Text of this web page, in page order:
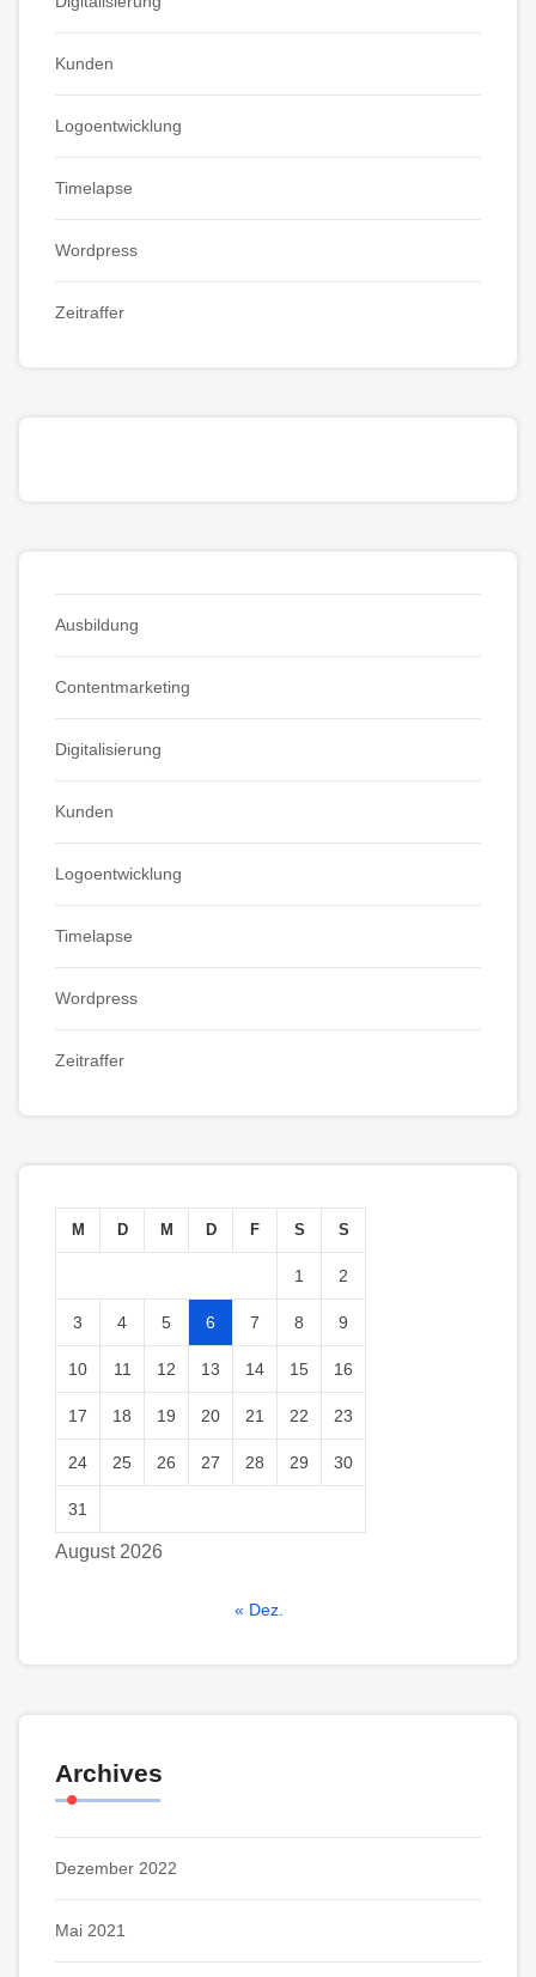
Kunden
Logoentwicklung
Timelapse
Wordpress
Zeitraffer
Ausbildung
Contentmarketing
Digitalisierung
Kunden
Logoentwicklung
Timelapse
Wordpress
Zeitraffer
August 2026
M D M D F S S
1 2
3 4 5 6 7 8 9
10 11 12 13 14 15 16
17 18 19 20 21 22 23
24 25 26 27 28 29 30
31
« Dez.
Archives
Dezember 2022
Mai 2021